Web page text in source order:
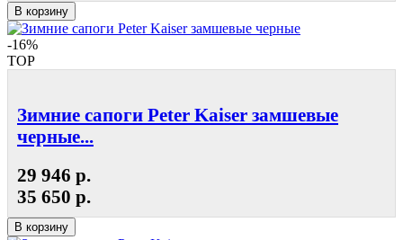
В корзину
-16%
TOP
Зимние сапоги Peter Kaiser замшевые
черные...
29 946 р.
35 650 р.
В корзину